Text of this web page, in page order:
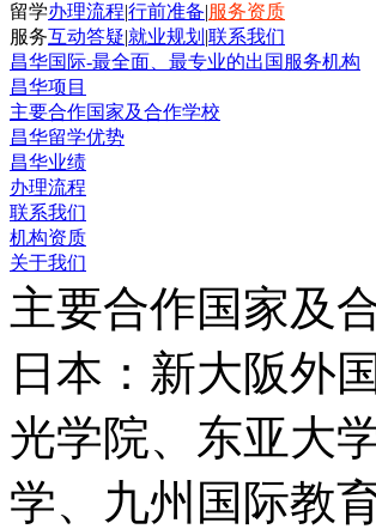
留学办理流程|行前准备|服务资质
服务互动答疑|就业规划 |联系我们
昌华国际-最全面、最专业的出国服务机构
昌华项目
主要合作国家及合作学校
昌华留学优势
昌华业绩
办理流程
联系我们
机构资质
关于我们
主要合作国家及
日本：新大阪外
光学院、东亚大
学、九州国际教